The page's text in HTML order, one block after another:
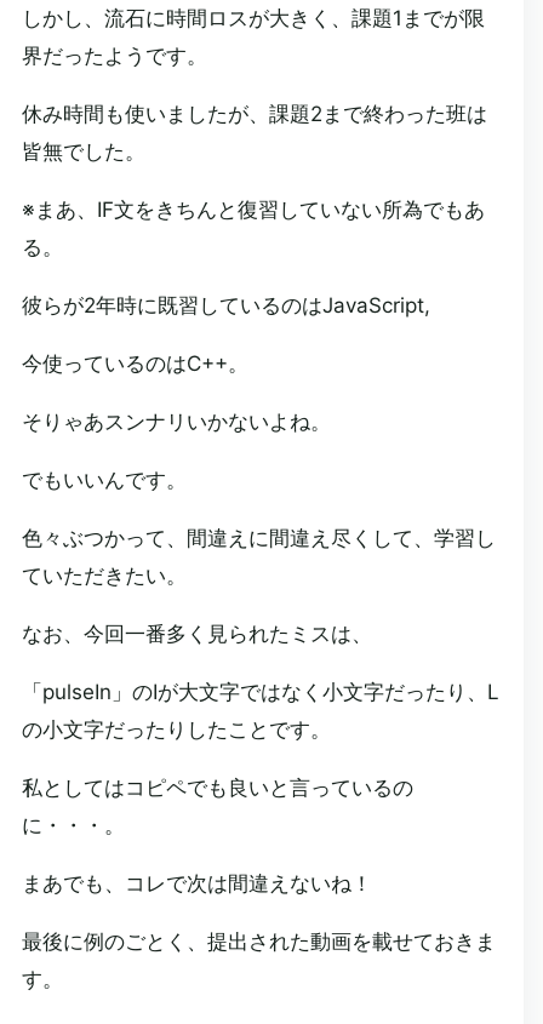
しかし、流石に時間ロスが大きく、課題1までが限
界だったようです。
休み時間も使いましたが、課題2まで終わった班は
皆無でした。
※まあ、IF文をきちんと復習していない所為でもあ
る。
彼らが2年時に既習しているのはJavaScript,
今使っているのはC++。
そりゃあスンナリいかないよね。
でもいいんです。
色々ぶつかって、間違えに間違え尽くして、学習し
ていただきたい。
なお、今回一番多く見られたミスは、
「pulseIn」のIが大文字ではなく小文字だったり、L
の小文字だったりしたことです。
私としてはコピペでも良いと言っているの
に・・・。
まあでも、コレで次は間違えないね！
最後に例のごとく、提出された動画を載せておきま
す。